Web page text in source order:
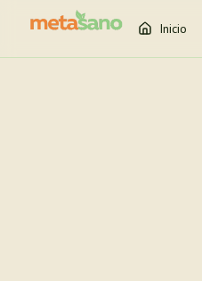
Inicio